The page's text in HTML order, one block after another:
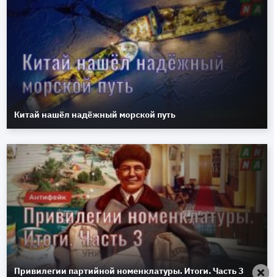
Китай нашёл надёжный морской путь
Привилегии партийной номенклатуры. Итоги. Часть 3